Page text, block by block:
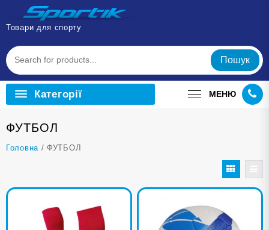
Перейти
вмісту
Товари для спорту
Пошук
Категорії МЕНЮ
ФУТБОЛ
Головна / ФУТБОЛ